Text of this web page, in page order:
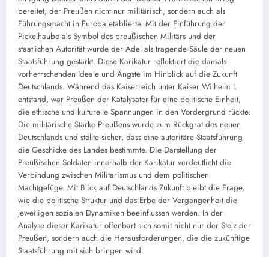
bereitet, der Preußen nicht nur militärisch, sondern auch als
Führungsmacht in Europa etablierte. Mit der Einführung der
Pickelhaube als Symbol des preußischen Militärs und der
staatlichen Autorität wurde der Adel als tragende Säule der neuen
Staatsführung gestärkt. Diese Karikatur reflektiert die damals
vorherrschenden Ideale und Ängste im Hinblick auf die Zukunft
Deutschlands. Während das Kaiserreich unter Kaiser Wilhelm I.
entstand, war Preußen der Katalysator für eine politische Einheit,
die ethische und kulturelle Spannungen in den Vordergrund rückte.
Die militärische Stärke Preußens wurde zum Rückgrat des neuen
Deutschlands und stellte sicher, dass eine autoritäre Staatsführung
die Geschicke des Landes bestimmte. Die Darstellung der
Preußischen Soldaten innerhalb der Karikatur verdeutlicht die
Verbindung zwischen Militarismus und dem politischen
Machtgefüge. Mit Blick auf Deutschlands Zukunft bleibt die Frage,
wie die politische Struktur und das Erbe der Vergangenheit die
jeweiligen sozialen Dynamiken beeinflussen werden. In der
Analyse dieser Karikatur offenbart sich somit nicht nur der Stolz der
Preußen, sondern auch die Herausforderungen, die die zukünftige
Staatsführung mit sich bringen wird.